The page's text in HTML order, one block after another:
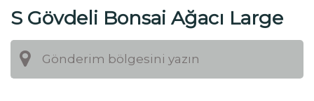
S Gövdeli Bonsai Ağacı Large